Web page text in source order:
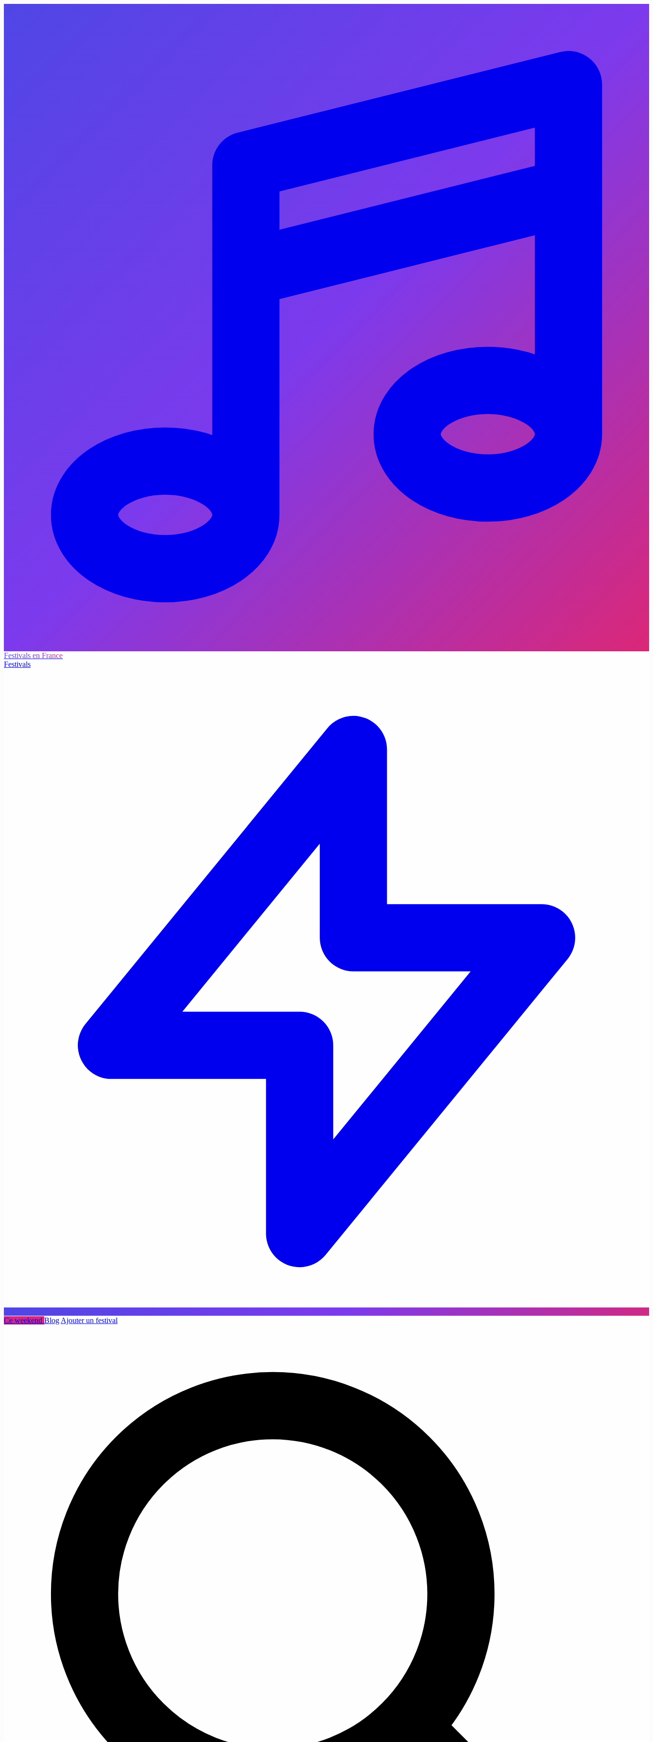
Festivals en France
Festivals
Ce weekend Blog Ajouter un festival